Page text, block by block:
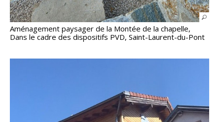
Aménagement paysager de la Montée de la chapelle,
Dans le cadre des dispositifs PVD, Saint-Laurent-du-Pont